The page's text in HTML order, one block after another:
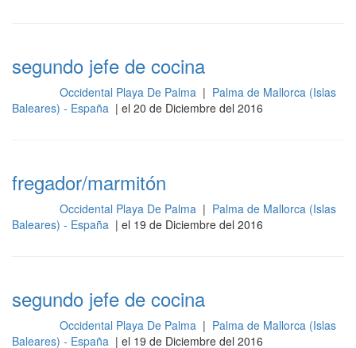
segundo jefe de cocina
Occidental Playa De Palma | Palma de Mallorca (Islas
Baleares) - España | el 20 de Diciembre del 2016
fregador/marmitón
Occidental Playa De Palma | Palma de Mallorca (Islas
Baleares) - España | el 19 de Diciembre del 2016
segundo jefe de cocina
Occidental Playa De Palma | Palma de Mallorca (Islas
Baleares) - España | el 19 de Diciembre del 2016